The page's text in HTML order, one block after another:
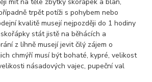
trpět potíži s pohybem nebo
kvalitě musejí nejpozději do 1 hodiny
stát jistě na běhácích a
z líhně musejí jevit čilý zájem o
chmýří musí být bohaté, kypré, velikost
násadových vajec, pupeční val